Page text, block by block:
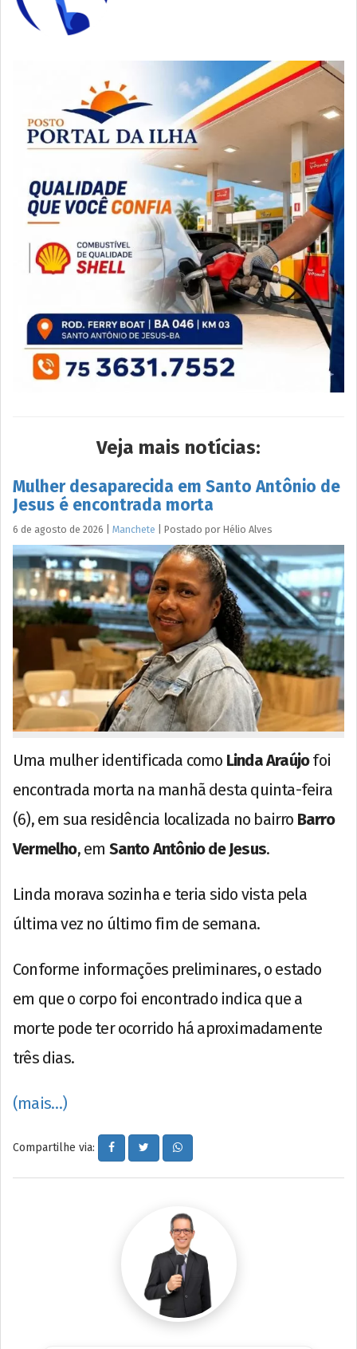
Veja mais notícias:
Mulher desaparecida em Santo Antônio de
Jesus é encontrada morta
6 de agosto de 2026 Manchete Postado por Hélio Alves
Uma mulher identificada como Linda Araújofoi
encontrada morta na manhã desta quinta-feira
(6), em sua residência localizada no bairro Barro
Vermelho, em Santo Antônio de Jesus.
Linda morava sozinha e teria sido vista pela
última vez no último fim de semana.
Conforme informações preliminares, o estado
em que o corpo foi encontrado indica que a
morte pode ter ocorrido há aproximadamente
três dias.
(mais…)
Compartilhe via: